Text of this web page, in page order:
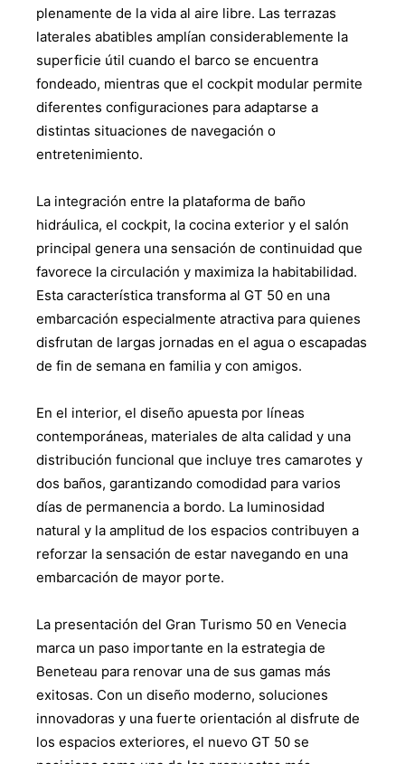
plenamente de la vida al aire libre. Las terrazas
laterales abatibles amplían considerablemente la
superficie útil cuando el barco se encuentra
fondeado, mientras que el cockpit modular permite
diferentes configuraciones para adaptarse a
distintas situaciones de navegación o
entretenimiento.
La integración entre la plataforma de baño
hidráulica, el cockpit, la cocina exterior y el salón
principal genera una sensación de continuidad que
favorece la circulación y maximiza la habitabilidad.
Esta característica transforma al GT 50 en una
embarcación especialmente atractiva para quienes
disfrutan de largas jornadas en el agua o escapadas
de fin de semana en familia y con amigos.
En el interior, el diseño apuesta por líneas
contemporáneas, materiales de alta calidad y una
distribución funcional que incluye tres camarotes y
dos baños, garantizando comodidad para varios
días de permanencia a bordo. La luminosidad
natural y la amplitud de los espacios contribuyen a
reforzar la sensación de estar navegando en una
embarcación de mayor porte.
La presentación del Gran Turismo 50 en Venecia
marca un paso importante en la estrategia de
Beneteau para renovar una de sus gamas más
exitosas. Con un diseño moderno, soluciones
innovadoras y una fuerte orientación al disfrute de
los espacios exteriores, el nuevo GT 50 se